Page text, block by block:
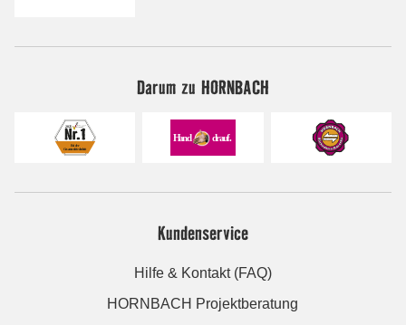
Darum zu HORNBACH
Kundenservice
Hilfe & Kontakt (FAQ)
HORNBACH Projektberatung